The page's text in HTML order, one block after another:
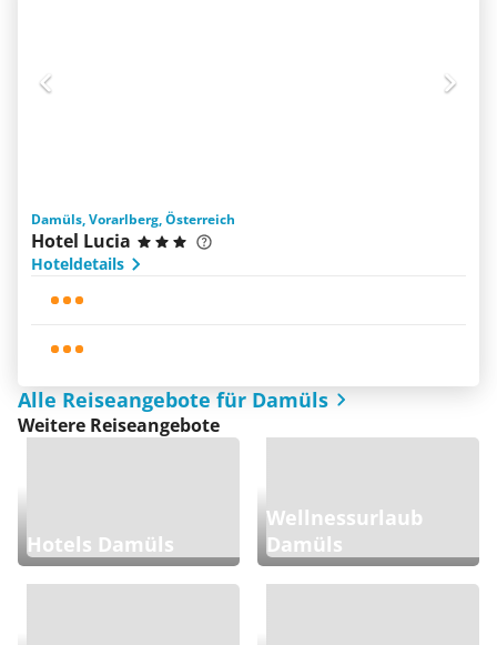
Damüls, Vorarlberg, Österreich
Hotel Lucia
Hoteldetails
Alle Reiseangebote für Damüls
Weitere Reiseangebote
Hotels Damüls
Wellnessurlaub
Damüls